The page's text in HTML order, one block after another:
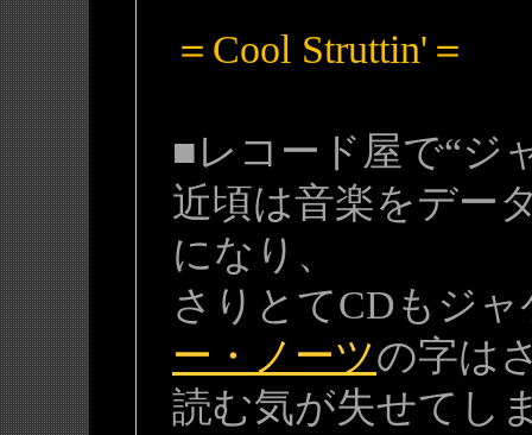
＝Cool Struttin'＝
■レコード屋で“ジ
近頃は音楽をデー
になり、
さりとてCDもジ
ー・ノーツの字は
読む気が失せてし